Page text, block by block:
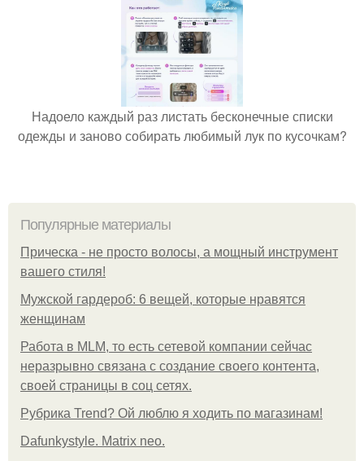
Надоело каждый раз листать бесконечные списки
одежды и заново собирать любимый лук по кусочкам?
Популярные материалы
Прическа - не просто волосы, а мощный инструмент
вашего стиля!
Мужской гардероб: 6 вещей, которые нравятся
женщинам
Работа в MLM, то есть сетевой компании сейчас
неразрывно связана с создание своего контента,
своей страницы в соц сетях.
Рубрика Trend? Ой люблю я ходить по магазинам!
Dafunkystyle. Matrix neo.